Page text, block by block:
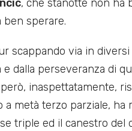
, che stanotte non ha
ben sperare.
scappando via in
e dalla perseveranza di
inaspettatamente,
a metà terzo parziale, ha
triple ed il canestro del